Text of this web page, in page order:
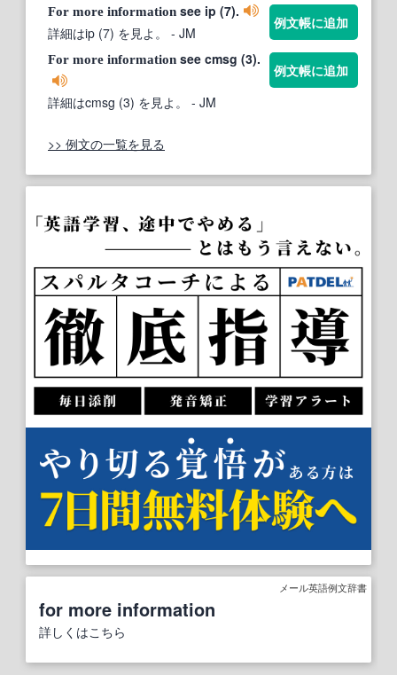
For more information see ip (7).
詳細はip (7) を見よ。
- JM
例文帳に追加
For more information see cmsg (3).
詳細はcmsg (3) を見よ。 - JM
例文帳に追加
>> 例文の一覧を見る
メール英語例文辞書
for more information
詳しくはこちら